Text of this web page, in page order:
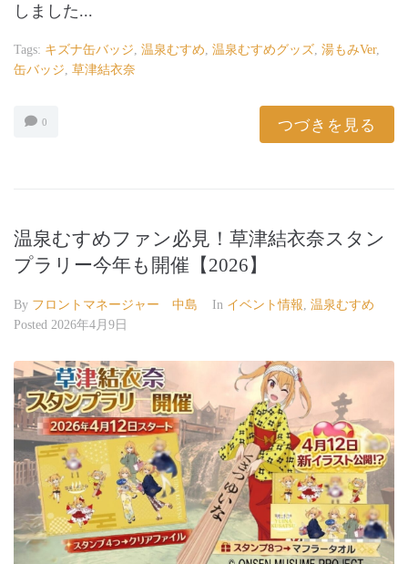
しました...
Tags: キズナ缶バッジ 温泉むすめ 温泉むすめグッズ 湯もみver,
缶バッジ 草津結衣奈
0 つづきを見る
温泉むすめファン必見！草津結衣奈スタン
プラリー今年も開催【2026】
By フロントマネージャー 中島 In イベント情報 温泉むすめ
Posted 2026年4月9日